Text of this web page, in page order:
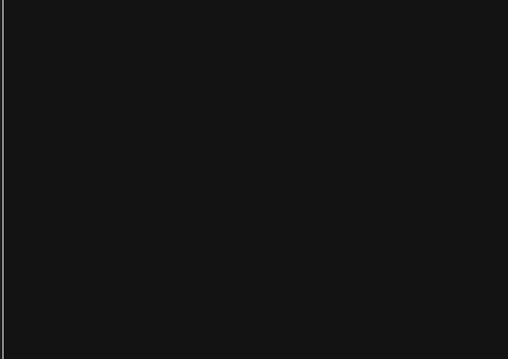
à un public large grâce à ses effets
:
un moment de détente sans
appréciant la diversité des profils